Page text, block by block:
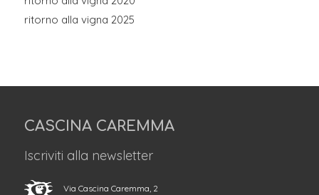
ritorno alla vigna 2025
CASCINA CAREMMA
Iscriviti alla newsletter
Via Cascina Caremma, 2